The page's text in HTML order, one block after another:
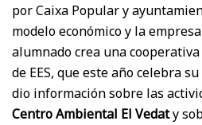
por Caixa Popular y
modelo económico y la
alumnado crea una
de EES, que este año celebra
dio información sobre las
Centro Ambiental El Vedaty